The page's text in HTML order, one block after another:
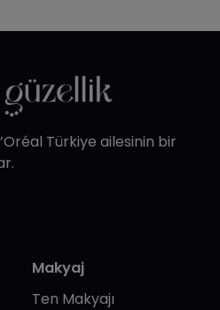
Türkiye ailesinin bir
Makyaj
Ten Makyajı